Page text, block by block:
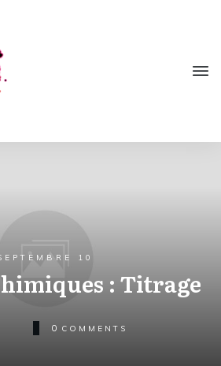
10
: Titrage
0 COMMENTS